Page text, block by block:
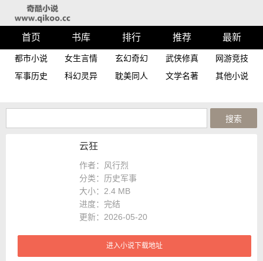
首页 书库 排行 推荐 最新
都市小说 女生言情 玄幻奇幻 武侠修真
网游竞技
军事历史
科幻灵异 耽美同人 文学名著 其他小说
云狂
作者：风行烈
分类：历史军事
大小： 2.4 MB
进度： 完结
更新：2026-05-20
进入小说下载地址